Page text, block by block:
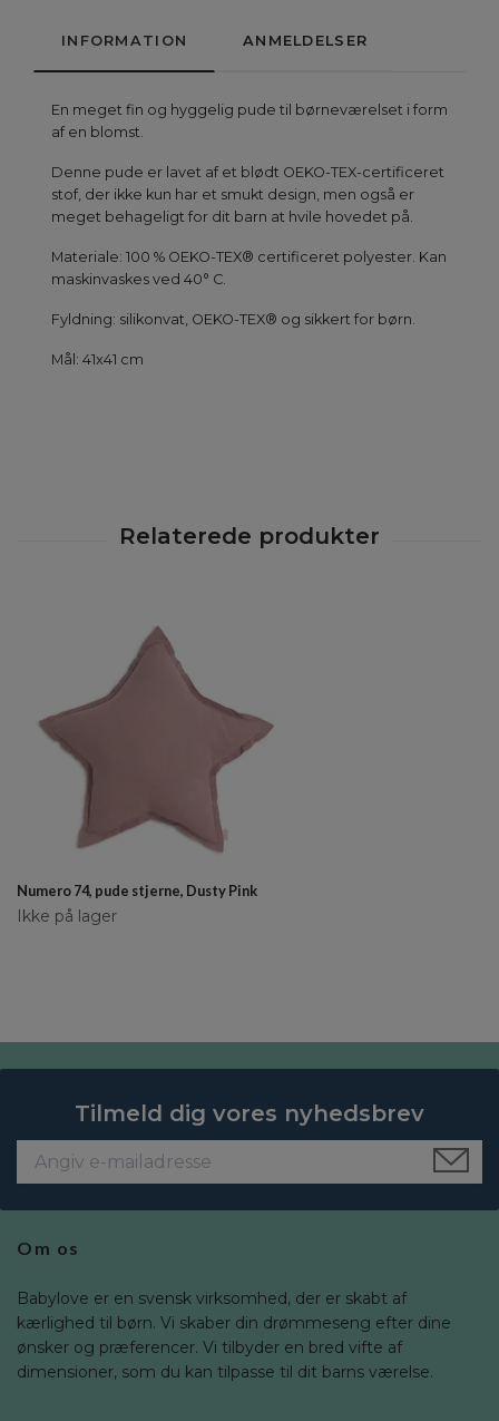
INFORMATION ANMELDELSER
En meget fin og hyggelig pude til børneværelset i form
af en blomst.
Denne pude er lavet af et blødt OEKO-TEX-certificeret
stof, der ikke kun har et smukt design, men også er
meget behageligt for dit barn at hvile hovedet på.
Materiale: 100 % OEKO-TEX® certificeret polyester. Kan
maskinvaskes ved 40° C.
Fyldning: silikonvat, OEKO-TEX® og sikkert for børn.
Mål: 41x41 cm
Numero 74, pude stjerne, Dusty Pink
Ikke på lager
Tilmeld dig vores nyhedsbrev
Om os
Babylove er en svensk virksomhed, der er skabt af
kærlighed til børn. Vi skaber din drømmeseng efter dine
ønsker og præferencer. Vi tilbyder en bred vifte af
dimensioner, som du kan tilpasse til dit barns værelse.